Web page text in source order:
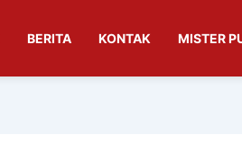
BERITA KONTAK MISTER